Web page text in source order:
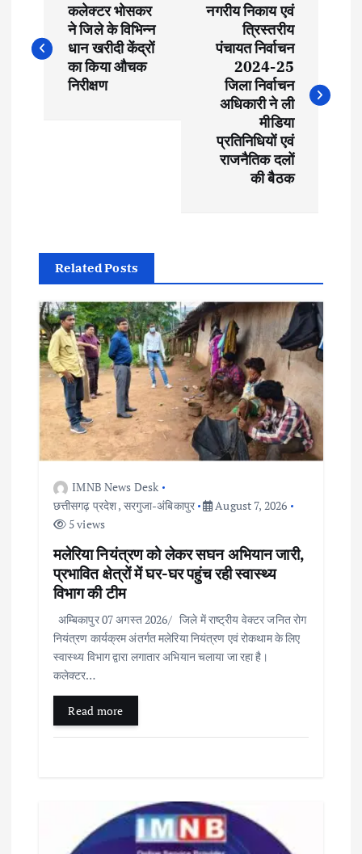
o
g
a
o
कलेक्टर भोसकर
ने जिले के विभिन्न
धान खरीदी केंद्रों
का किया औचक
निरीक्षण
नगरीय निकाय एवं
त्रिस्तरीय
पंचायत निर्वाचन
2024-25
जिला निर्वाचन
अधिकारी ने ली
मीडिया
प्रतिनिधियों एवं
राजनैतिक दलों
की बैठक
Related Posts
IMNB News Desk
छत्तीसगढ़ प्रदेश, सरगुजा-अंबिकापुर
August 7, 2026
5 views
मलेरिया नियंत्रण को लेकर सघन अभियान जारी,
प्रभावित क्षेत्रों में घर-घर पहुंच रही स्वास्थ्य
विभाग की टीम
अम्बिकापुर 07 अगस्त 2026/ जिले में राष्ट्रीय वेक्टर जनित रोग
नियंत्रण कार्यक्रम अंतर्गत मलेरिया नियंत्रण एवं रोकथाम के लिए
स्वास्थ्य विभाग द्वारा लगातार अभियान चलाया जा रहा है।
कलेक्टर…
Read more